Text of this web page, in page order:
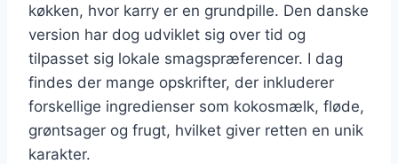
køkken, hvor karry er en grundpille. Den danske
version har dog udviklet sig over tid og
tilpasset sig lokale smagspræferencer. I dag
findes der mange opskrifter, der inkluderer
forskellige ingredienser som kokosmælk, fløde,
grøntsager og frugt, hvilket giver retten en unik
karakter.